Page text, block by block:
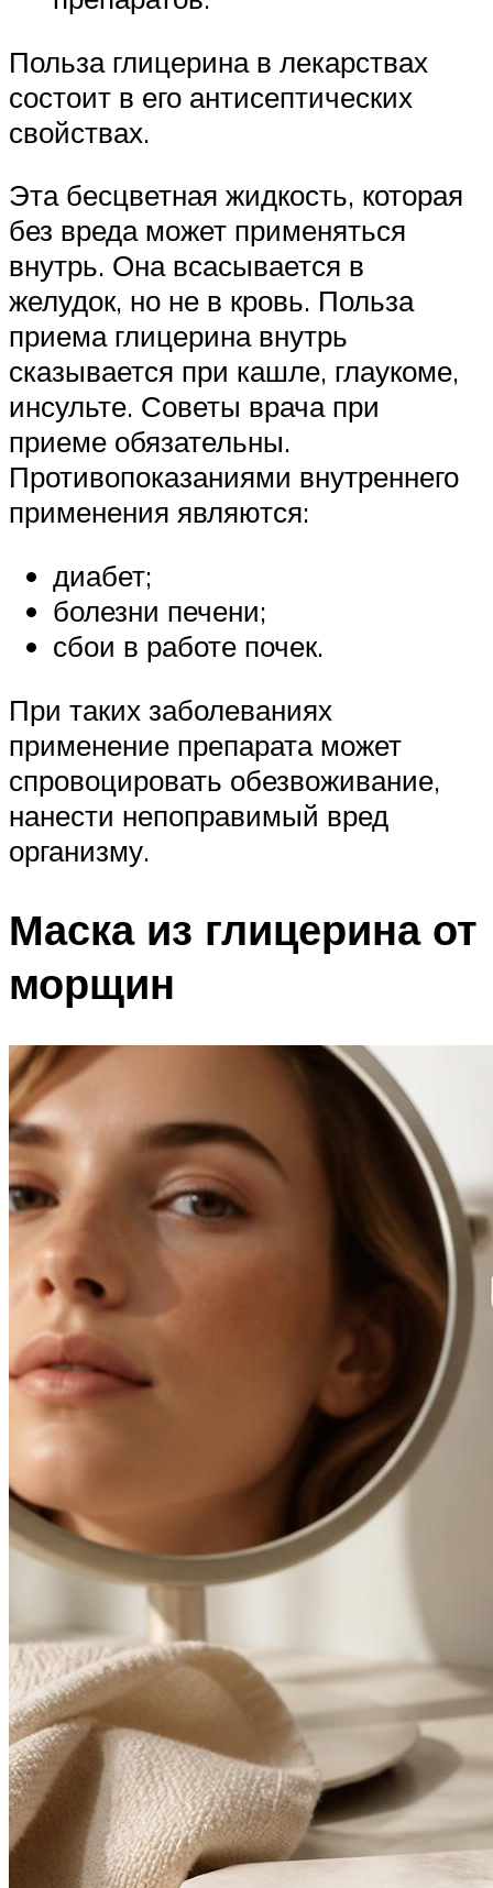
Польза глицерина в лекарствах
состоит в его антисептических
свойствах.
Эта бесцветная жидкость, которая
без вреда может применяться
внутрь. Она всасывается в
желудок, но не в кровь. Польза
приема глицерина внутрь
сказывается при кашле, глаукоме,
инсульте. Советы врача при
приеме обязательны.
Противопоказаниями внутреннего
применения являются:
диабет;
болезни печени;
сбои в работе почек.
При таких заболеваниях
применение препарата может
спровоцировать обезвоживание,
нанести непоправимый вред
организму.
Маска из глицерина от
морщин